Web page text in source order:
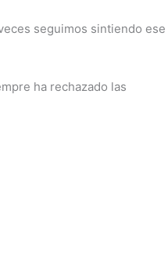
seguimos sintiendo ese
ha rechazado las